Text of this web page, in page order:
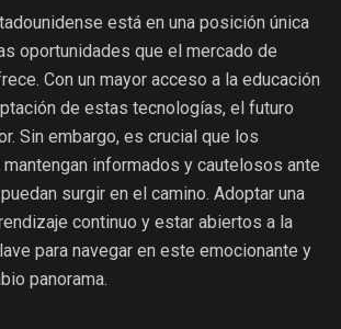
está en una posición única
oportunidades que el mercado de
Con un mayor acceso a la educación
de estas tecnologías, el futuro
Sin embargo, es crucial que los
informados y cautelosos ante
surgir en el camino. Adoptar una
continuo y estar abiertos a la
para navegar en este emocionante y
panorama.